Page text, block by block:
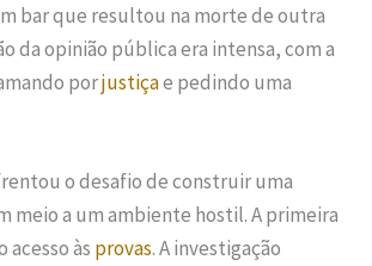
bar que resultou na morte de outra
da opinião pública era intensa, com a
porjustiçae pedindo uma
o desafio de construir uma
meio a um ambiente hostil. A primeira
às provas. A investigação